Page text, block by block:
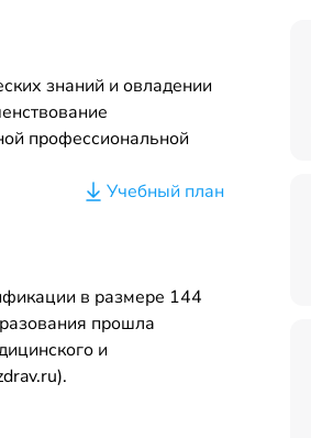
знаний и овладении
профессиональной
Учебный план
в размере 144
прошла
и